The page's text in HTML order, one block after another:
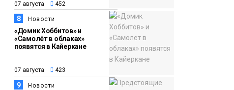
07 августа 452
8 Новости
«Домик Хоббитов» и
«Самолёт в облаках»
появятся в Кайеркане
07 августа 423
9 Новости